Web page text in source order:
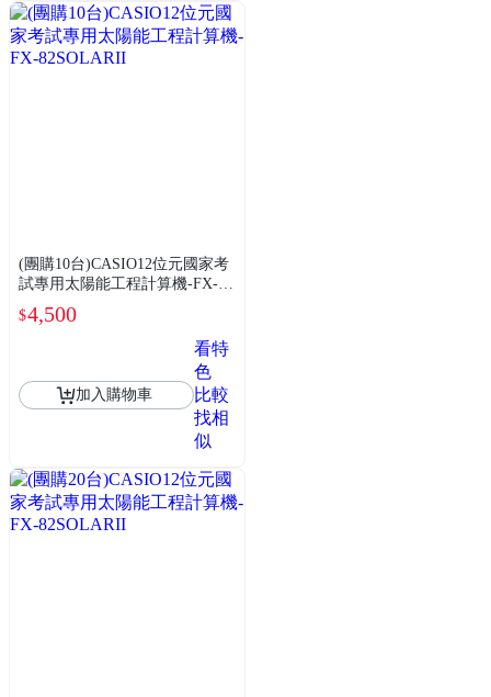
(團購10台)CASIO12位元國家考
試專用太陽能工程計算機-FX-82
$4,500
加入購物車
看特
色
比較
找相
似